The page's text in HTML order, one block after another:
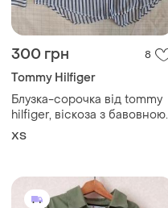
300 грн 8
Tommy Hilfiger
Блузка-сорочка від tommy
hilfiger, віскоза з бавовною,
розмір xs
ХS